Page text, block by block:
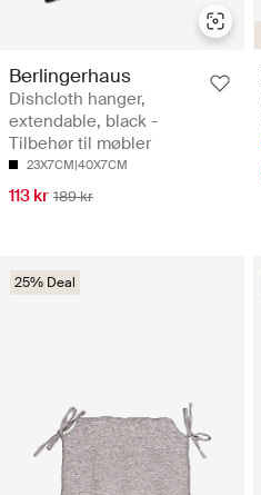
Berlingerhaus
Dishcloth hanger,
extendable, black -
Tilbehør til møbler
23X7CM|40X7CM
113 kr 189 kr
25% Deal